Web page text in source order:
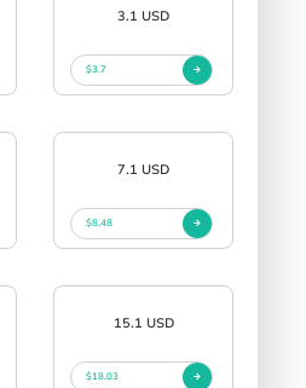
3.1 USD
$3.7
7.1 USD
$8.48
15.1 USD
$18.03